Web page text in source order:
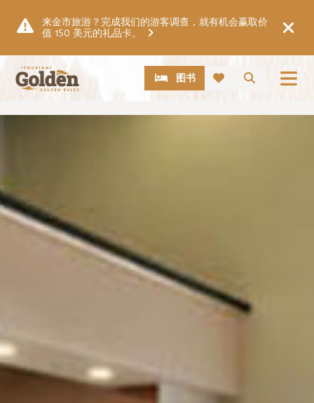
来金市旅游？完成我们的游客调查，就有机会赢取价
值 150 美元的礼品卡。
搜索
CTA图书